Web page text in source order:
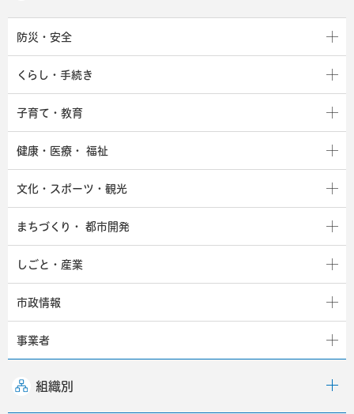
防災・安全
くらし・手続き
子育て・教育
健康・医療・ 福祉
文化・スポーツ・観光
まちづくり・ 都市開発
しごと・産業
市政情報
事業者
組織別